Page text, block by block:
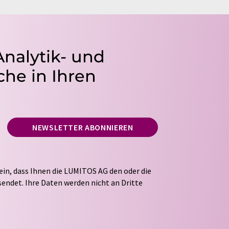
und
in Ihren
NEWSLETTER ABONNIEREN
dass Ihnen die LUMITOS AG den oder die
Ihre Daten werden nicht an Dritte
Ihrer Daten durch die LUMITOS AG erfolgt